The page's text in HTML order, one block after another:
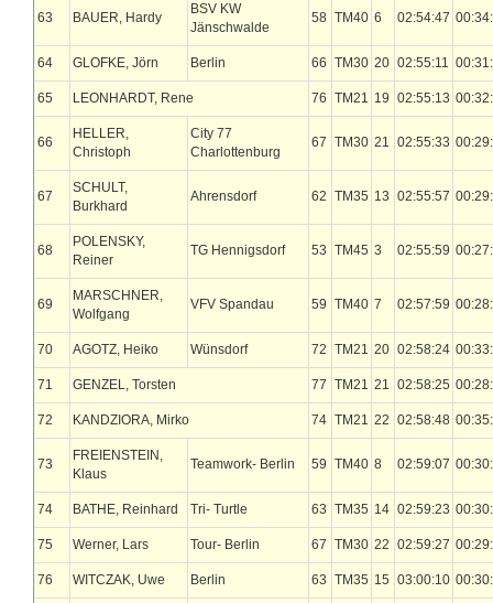
63 BAUER, Hardy
BSV KW
Jänschwalde
58 TM40 6 02:54:47
64 GLOFKE, Jörn Berlin 66 TM30 20 02:55:11
65 LEONHARDT, Rene 76 TM21 19 02:55:13
66
HELLER,
Christoph
City 77
Charlottenburg
67 TM30 21 02:55:33
67
SCHULT,
Burkhard
Ahrensdorf 62 TM35 13 02:55:57
68
POLENSKY,
Reiner
TG Hennigsdorf 53 TM45 3 02:55:59
69
MARSCHNER,
Wolfgang
VFV Spandau 59 TM40 7 02:57:59
70 AGOTZ, Heiko Wünsdorf 72 TM21 20 02:58:24
71 GENZEL, Torsten 77 TM21 21 02:58:25
72 KANDZIORA, Mirko 74 TM21 22 02:58:48
73
FREIENSTEIN,
Klaus
Teamwork- Berlin 59 TM40 8 02:59:07
74 BATHE, Reinhard Tri- Turtle 63 TM35 14 02:59:23
75 Werner, Lars Tour- Berlin 67 TM30 22 02:59:27
76 WITCZAK, Uwe Berlin 63 TM35 15 03:00:10